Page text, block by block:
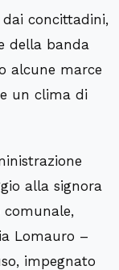
concittadini,
della banda
alcune marce
un clima di
alla signora
comunale,
Lomauro –
impegnato